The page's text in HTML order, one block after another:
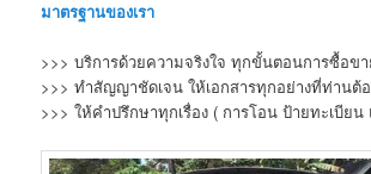
มาตรฐานของเรา
>>> บริการด้วยความจริงใจ ทุกขั้นตอนการซื้อข
>>> ทำสัญญาชัดเจน ให้เอกสารทุกอย่างที่ท่านต้
>>> ให้คำปรึกษาทุกเรื่อง ( การโอน ป้ายทะเบีย